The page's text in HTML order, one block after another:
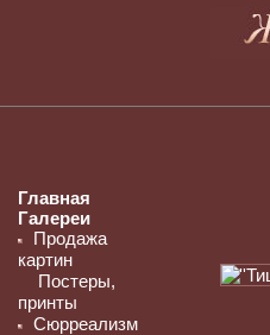
Главная
Галереи
Продажа
картин
Постеры,
принты
Сюрреализм